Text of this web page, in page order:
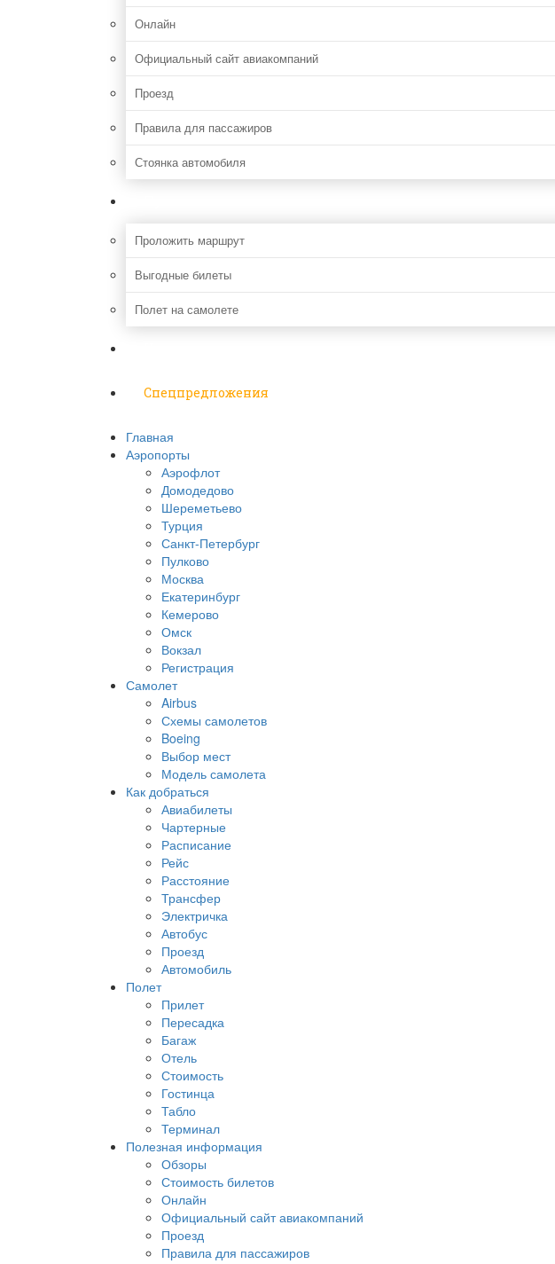
Онлайн
Официальный сайт авиакомпаний
Проезд
Правила для пассажиров
Стоянка автомобиля
Проложить маршрут
Выгодные билеты
Полет на самолете
Спецпредложения
Главная
Аэропорты
Аэрофлот
Домодедово
Шереметьево
Турция
Санкт-Петербург
Пулково
Москва
Екатеринбург
Кемерово
Омск
Вокзал
Регистрация
Самолет
Airbus
Схемы самолетов
Boeing
Выбор мест
Модель самолета
Как добраться
Авиабилеты
Чартерные
Расписание
Рейс
Расстояние
Трансфер
Электричка
Автобус
Проезд
Автомобиль
Полет
Прилет
Пересадка
Багаж
Отель
Стоимость
Гостинца
Табло
Терминал
Полезная информация
Обзоры
Стоимость билетов
Онлайн
Официальный сайт авиакомпаний
Проезд
Правила для пассажиров